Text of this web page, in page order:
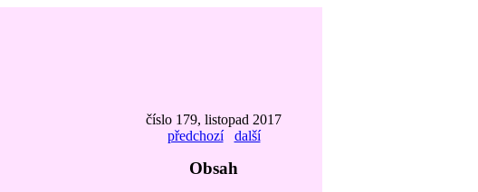
číslo 179, listopad 2017
předchozí
další
Obsah